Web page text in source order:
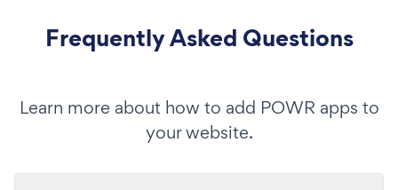
Frequently Asked Questions
Learn more about how to add POWR apps to
your website.